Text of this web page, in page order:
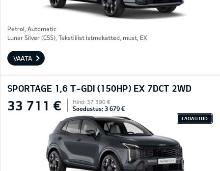
Petrol, Automatic
Lunar Silver (CSS), Tekstiilist istmekatted, must, EX
VAATA
SPORTAGE 1,6 T-GDI (150HP) EX 7DCT 2WD
33 711 € Hind: 37 390 €
Soodustus: 3 679 €
LAOAUTOD